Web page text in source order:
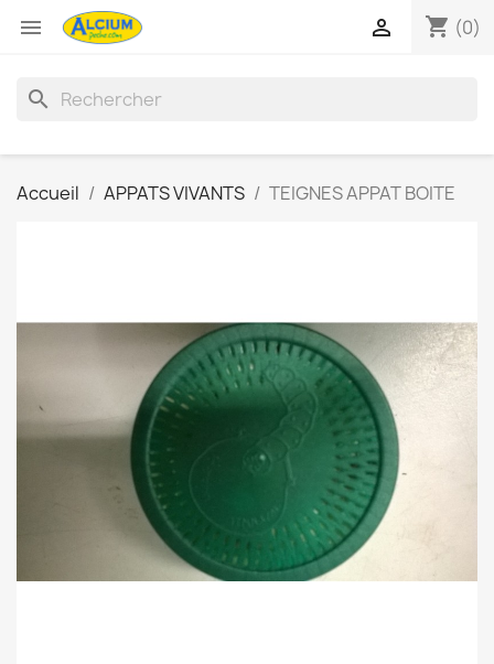
 shopping_cart (0)

search
Accueil APPATS VIVANTS TEIGNES APPAT BOITE